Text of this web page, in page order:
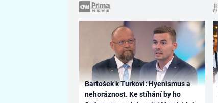
Bartošek k Turkovi: Hyenismus a
nehoráznost. Ke stíhání by ho